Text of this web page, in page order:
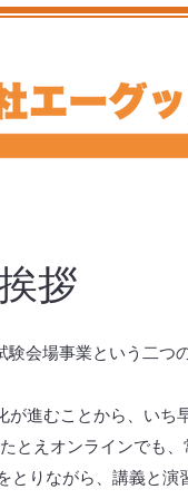
拶
会場事業という二つ
進むことから、いち
とえオンラインでも
りながら、講義と演